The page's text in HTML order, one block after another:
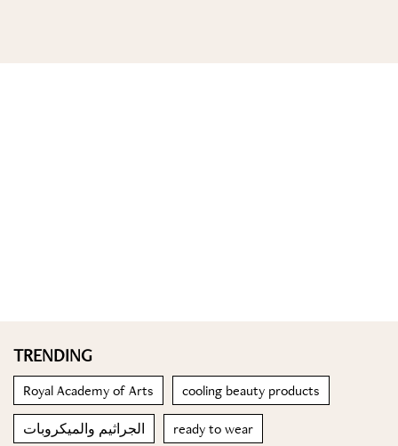
TRENDING
Royal Academy of Arts cooling beauty products
الجراثيم والميكروبات ready to wear